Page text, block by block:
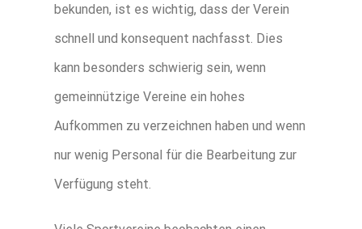
bekunden, ist es wichtig, dass der Verein
schnell und konsequent nachfasst. Dies
kann besonders schwierig sein, wenn
gemeinnützige Vereine ein hohes
Aufkommen zu verzeichnen haben und wenn
nur wenig Personal für die Bearbeitung zur
Verfügung steht.